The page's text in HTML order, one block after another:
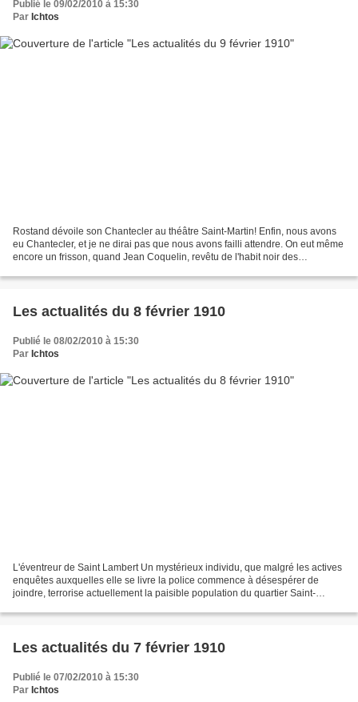
Publié le 09/02/2010 à 15:30
Par Ichtos
Rostand dévoile son Chantecler au théâtre Saint-Martin! Enfin, nous avons
eu Chantecler, et je ne dirai pas que nous avons failli attendre. On eut même
encore un frisson, quand Jean Coquelin, revêtu de l'habit noir des
Les actualités du 8 février 1910
Publié le 08/02/2010 à 15:30
Par Ichtos
L'éventreur de Saint Lambert Un mystérieux individu, que malgré les actives
enquêtes auxquelles elle se livre la police commence à désespérer de
joindre, terrorise actuellement la paisible population du quartier Saint-
Les actualités du 7 février 1910
Publié le 07/02/2010 à 15:30
Par Ichtos